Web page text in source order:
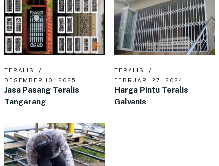
TERALIS
DESEMBER 10, 2025
Jasa Pasang Teralis
Tangerang
TERALIS
FEBRUARI 27, 2024
Harga Pintu Teralis
Galvanis